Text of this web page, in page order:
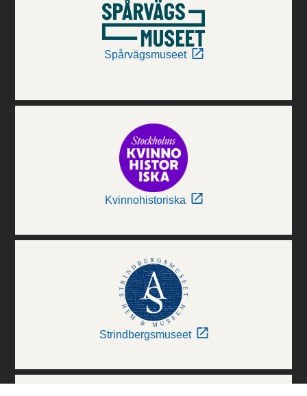
Spårvägsmuseet
Kvinnohistoriska
Strindbergsmuseet